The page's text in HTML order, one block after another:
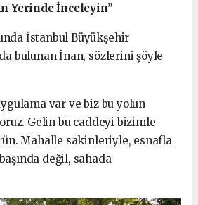
Yerinde İnceleyin”
İstanbul Büyükşehir
bulunan İnan, sözlerini şöyle
var ve biz bu yolun
Gelin bu caddeyi bizimle
Mahalle sakinleriyle, esnafla
değil, sahada